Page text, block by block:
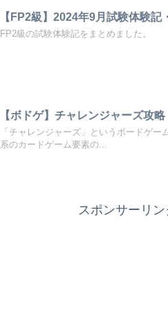
【FP2級】2024年9月試験体験記
FP2級の試験体験記をまとめました。
【ボドゲ】チャレンジャーズ攻
「チャレンジャーズ」というボードゲ
系のカードゲーム要素の...
スポンサーリン